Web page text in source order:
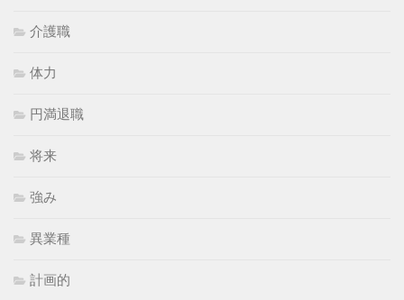
介護職
体力
円満退職
将来
強み
異業種
計画的